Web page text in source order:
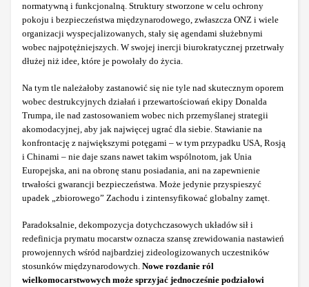
normatywną i funkcjonalną. Struktury stworzone w celu ochrony
pokoju i bezpieczeństwa międzynarodowego, zwłaszcza ONZ i wiele
organizacji wyspecjalizowanych, stały się agendami służebnymi
wobec najpotężniejszych. W swojej inercji biurokratycznej przetrwały
dłużej niż idee, które je powołały do życia.
Na tym tle należałoby zastanowić się nie tyle nad skutecznym oporem
wobec destrukcyjnych działań i przewartościowań ekipy Donalda
Trumpa, ile nad zastosowaniem wobec nich przemyślanej strategii
akomodacyjnej, aby jak najwięcej ugrać dla siebie. Stawianie na
konfrontację z największymi potęgami – w tym przypadku USA, Rosją
i Chinami – nie daje szans nawet takim wspólnotom, jak Unia
Europejska, ani na obronę stanu posiadania, ani na zapewnienie
trwałości gwarancji bezpieczeństwa. Może jedynie przyspieszyć
upadek „zbiorowego” Zachodu i zintensyfikować globalny zamęt.
Paradoksalnie, dekompozycja dotychczasowych układów sił i
redefinicja prymatu mocarstw oznacza szansę zrewidowania nastawień
prowojennych wśród najbardziej zideologizowanych uczestników
stosunków międzynarodowych. Nowe rozdanie ról
wielkomocarstwowych może sprzyjać jednocześnie podziałowi